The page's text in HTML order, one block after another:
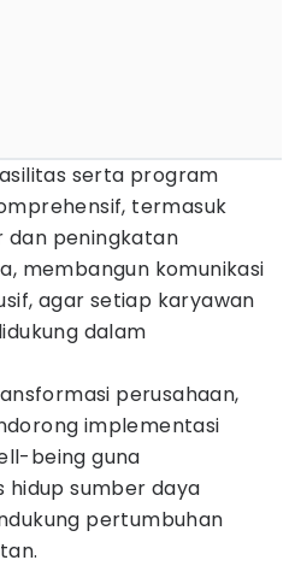
serta program
termasuk
dan peningkatan
membangun komunikasi
agar setiap karyawan
dalam
perusahaan,
implementasi
being guna
hidup sumber daya
pertumbuhan